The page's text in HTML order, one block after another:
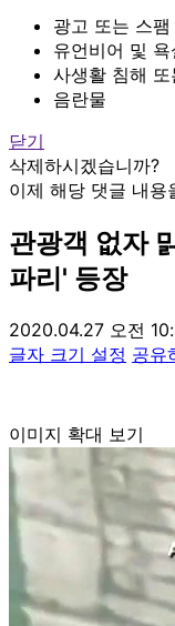
광고 또는 스팸
유언비어 및
사생활 침해
음란물
닫기
삭제하시겠습니까?
이제 해당 댓글 내용
관광객 없자
파리' 등장
2020.04.27 오전
글자 크기 설정 공유
이미지 확대 보기